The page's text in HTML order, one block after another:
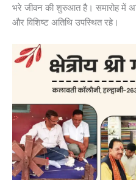
भरे जीवन की शुरुआत है। समारोह में
और विशिष्ट अतिथि उपस्थित रहे।